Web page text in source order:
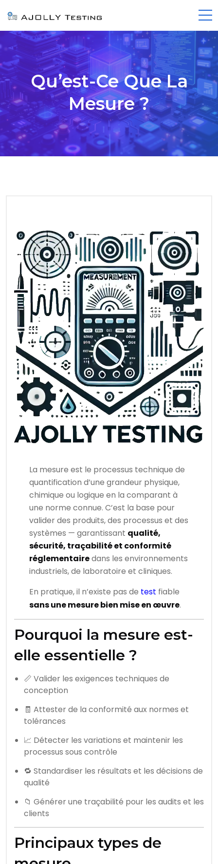
Qu’est-Ce Que La
Mesure ?
La mesure est le processus technique de
quantification d’une grandeur physique,
chimique ou logique en la comparant à
une norme connue. C’est la base pour
valider des produits, des processus et des
systèmes — garantissant qualité,
sécurité, traçabilité et conformité
réglementairedans les environnements
industriels, de laboratoire et cliniques.
En pratique, il n’existe pas de test fiable
sans une mesure bien mise en œuvre.
Pourquoi la mesure est-
elle essentielle ?
📏 Valider les exigences techniques de
conception
🧾 Attester de la conformité aux normes et
tolérances
📈 Détecter les variations et maintenir les
processus sous contrôle
🔁 Standardiser les résultats et les décisions de
qualité
📁 Générer une traçabilité pour les audits et les
clients
Principaux types de